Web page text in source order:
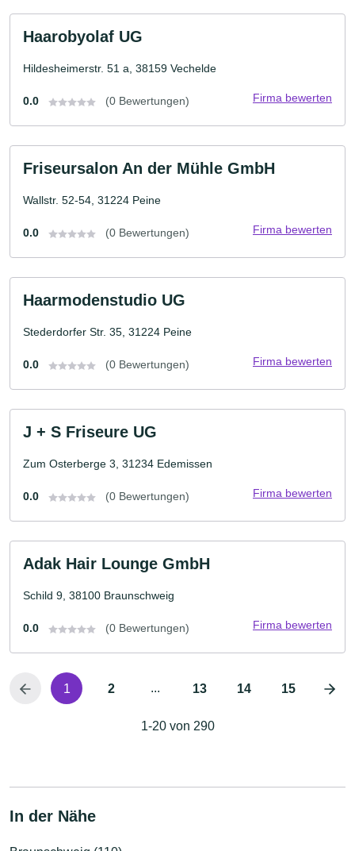
Haarobyolaf UG
Hildesheimerstr. 51 a, 38159 Vechelde
0.0 (0 Bewertungen) Firma bewerten
Friseursalon An der Mühle GmbH
Wallstr. 52-54, 31224 Peine
0.0 (0 Bewertungen) Firma bewerten
Haarmodenstudio UG
Stederdorfer Str. 35, 31224 Peine
0.0 (0 Bewertungen) Firma bewerten
J + S Friseure UG
Zum Osterberge 3, 31234 Edemissen
0.0 (0 Bewertungen) Firma bewerten
Adak Hair Lounge GmbH
Schild 9, 38100 Braunschweig
0.0 (0 Bewertungen) Firma bewerten
1 2 ... 13 14 15
1-20 von 290
In der Nähe